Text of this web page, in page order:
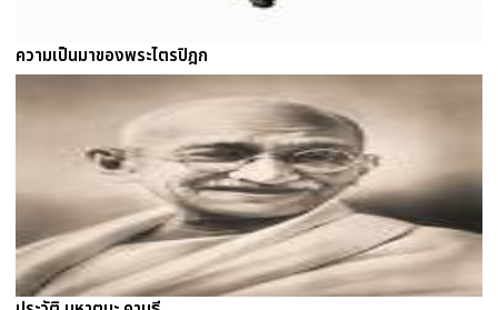
ความเป็นมาของพระไตรปิฎก